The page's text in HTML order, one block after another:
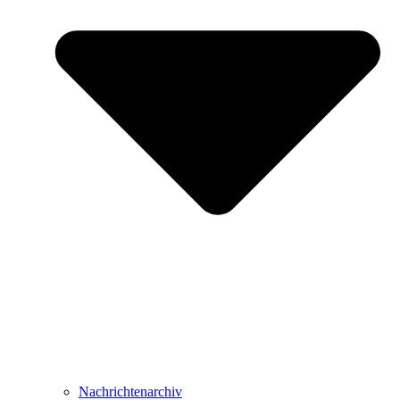
Nachrichtenarchiv